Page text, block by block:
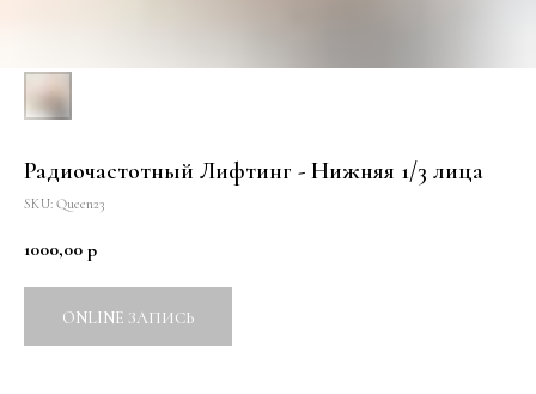
Радиочастотный Лифтинг - Нижняя 1/3 лица
SKU: Queen23
1000,00 р
ONLINE ЗАПИСЬ